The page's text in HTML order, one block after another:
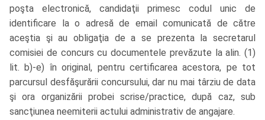
poşta electronică, candidaţii primesc codul unic de
identificare la o adresă de email comunicată de către
aceştia şi au obligaţia de a se prezenta la secretarul
comisiei de concurs cu documentele prevăzute la alin. (1)
lit. b)-e) în original, pentru certificarea acestora, pe tot
parcursul desfăşurării concursului, dar nu mai târziu de data
şi ora organizării probei scrise/practice, după caz, sub
sancţiunea neemiterii actului administrativ de angajare.